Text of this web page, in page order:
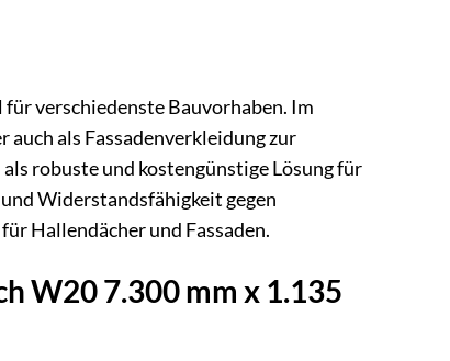
verschiedenste Bauvorhaben. Im
als Fassadenverkleidung zur
robuste und kostengünstige Lösung für
Widerstandsfähigkeit gegen
Hallendächer und Fassaden.
W20 7.300 mm x 1.135